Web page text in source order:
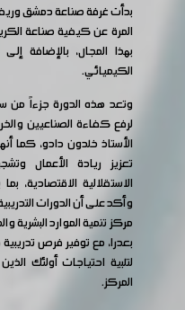
بدأت غرفة صناعة دمشق
المرة عن كيفية صناعة
بهذا المجال، بالإضافة
الكيميائي.
وتعد هذه الدورة جزءاً من
لرفع كفاءة الصناعيين
الأستاذ خلدون دادو، كما
تعزيز ريادة الأعمال
الاستقلالية الاقتصادية،
وأكد على أن الدورات
مركز تنمية الموارد البشرية
بعدرا، مع توفير فرص
لتلبية احتياجات أولئك
المركز.